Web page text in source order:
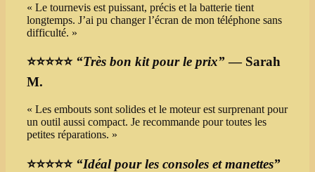
« Le tournevis est puissant, précis et la batterie tient
longtemps. J’ai pu changer l’écran de mon téléphone sans
difficulté. »
⭐⭐⭐⭐⭐ “Très bon kit pour le prix”— Sarah
M.
« Les embouts sont solides et le moteur est surprenant pour
un outil aussi compact. Je recommande pour toutes les
petites réparations. »
⭐⭐⭐⭐⭐ “Idéal pour les consoles et manettes”